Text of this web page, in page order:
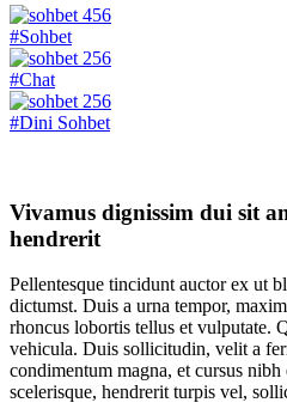
456
#Sohbet
256
#Chat
256
#Dini Sohbet
Vivamus dignissim dui sit
hendrerit
Pellentesque tincidunt auctor ex ut
dictumst. Duis a urna tempor,
rhoncus lobortis tellus et vulputate.
vehicula. Duis sollicitudin, velit a
condimentum magna, et cursus
scelerisque, hendrerit turpis vel,